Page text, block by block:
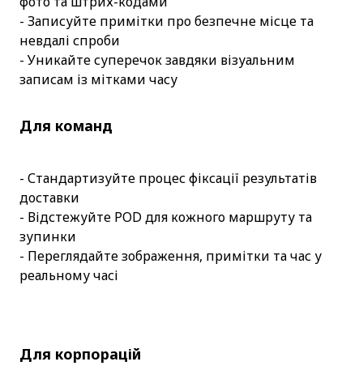
- Записуйте примітки про безпечне місце та
невдалі спроби
- Уникайте суперечок завдяки візуальним
записам із мітками часу
Для команд
- Стандартизуйте процес фіксації результатів
доставки
- Відстежуйте POD для кожного маршруту та
зупинки
- Переглядайте зображення, примітки та час у
реальному часі
Для корпорацій